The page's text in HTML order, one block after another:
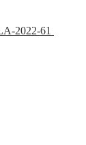
2022-61